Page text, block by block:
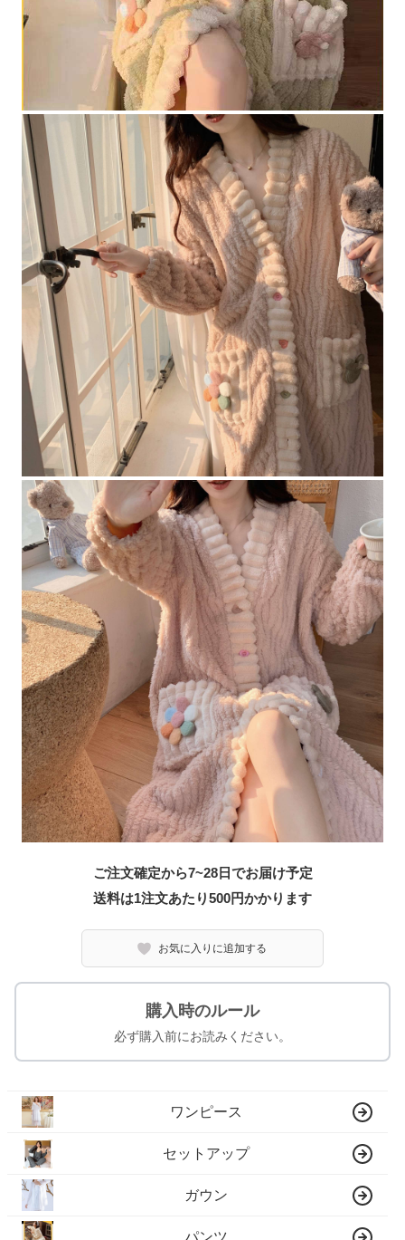
ご注文確定から7~28日でお届け予定
送料は1注文あたり500円かかります
お気に入りに追加する
購入時のルール
必ず購入前にお読みください。
ワンピース
セットアップ
ガウン
パンツ